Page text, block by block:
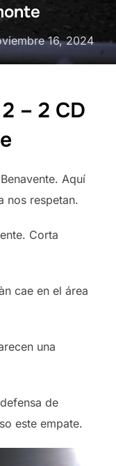
16, 2024
– 2 CD
Aquí
nos respetan.
Corta
cae en el área
una
de
este empate.